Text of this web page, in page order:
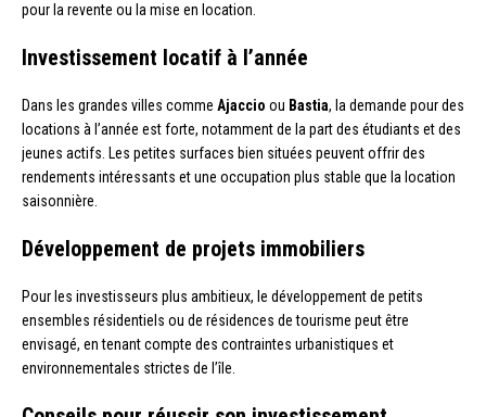
pour la revente ou la mise en location.
Investissement locatif à l’année
Dans les grandes villes comme Ajaccio ou Bastia, la demande pour des
locations à l’année est forte, notamment de la part des étudiants et des
jeunes actifs. Les petites surfaces bien situées peuvent offrir des
rendements intéressants et une occupation plus stable que la location
saisonnière.
Développement de projets immobiliers
Pour les investisseurs plus ambitieux, le développement de petits
ensembles résidentiels ou de résidences de tourisme peut être
envisagé, en tenant compte des contraintes urbanistiques et
environnementales strictes de l’île.